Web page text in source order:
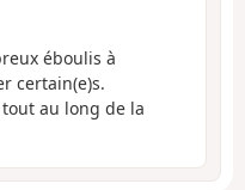
éboulis à
certain(e)s.
au long de la